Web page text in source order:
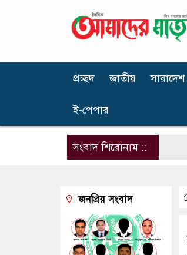
প্রচ্ছদ জাতীয় সারাদেশ
ই-পেপার
সংবাদ শিরোনাম ::
জনপ্রিয় সংবাদ